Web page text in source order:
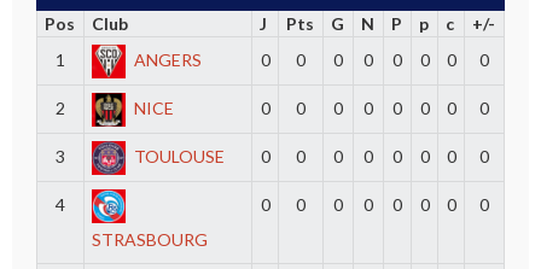
Pos Club J Pts G N P p c
+/-
1
ANGERS 0 0 0 0 0 0 0 0
2 NICE 0 0 0 0 0 0 0 0
3 TOULOUSE 0 0 0 0 0 0 0 0
4
STRASBOURG
0 0 0 0 0 0 0 0